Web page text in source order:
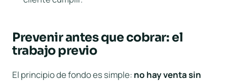
Prevenir antes que cobrar: el
trabajo previo
El principio de fondo es simple: no hay venta sin